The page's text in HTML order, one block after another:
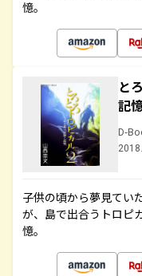
憶。
と
記
D-
子供の頃から夢見てい
が、島で出合うトロピ
憶。